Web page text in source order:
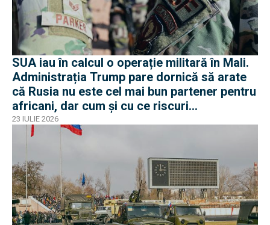
SUA iau în calcul o operație militară în Mali.
Administrația Trump pare dornică să arate
că Rusia nu este cel mai bun partener pentru
africani, dar cum și cu ce riscuri
operaționale?
23 IULIE 2026